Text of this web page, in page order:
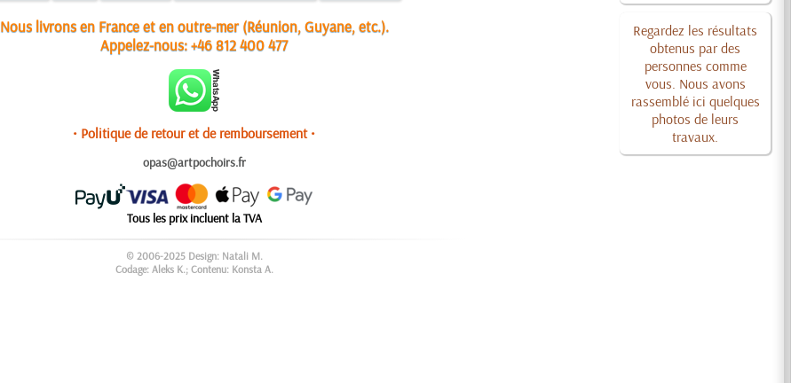
Regardez les résultats
obtenus par des
personnes comme
vous. Nous avons
rassemblé ici quelques
photos de leurs
travaux.
Nous livrons en France et en outre-mer (Réunion, Guyane, etc.).
Appelez-nous:+46 812 400 477
• Politique de retour et de remboursement •
opas@artpochoirs.fr
Tous les prix incluent la TVA
© 2006-2025 Design: Natali M.
Codage: Aleks K.; Contenu: Konsta A.